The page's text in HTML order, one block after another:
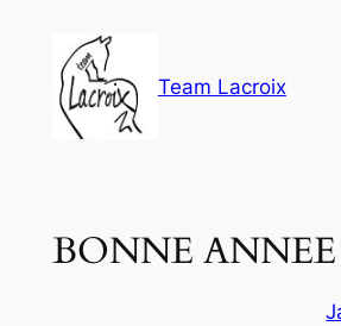
contenu
Team Lacroix
BONNE ANNEE